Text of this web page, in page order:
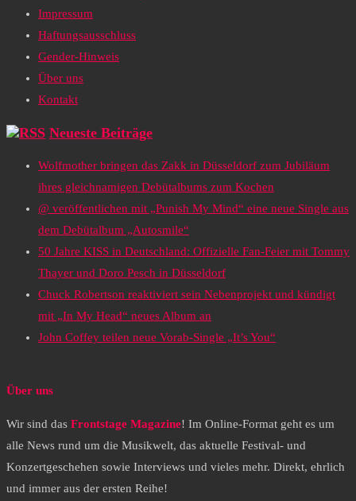
Impressum
Haftungsausschluss
Gender-Hinweis
Über uns
Kontakt
Neueste Beiträge
Wolfmother bringen das Zakk in Düsseldorf zum Jubiläum
ihres gleichnamigen Debütalbums zum Kochen
@ veröffentlichen mit „Punish My Mind“ eine neue Single aus
dem Debütalbum „Autosmile“
50 Jahre KISS in Deutschland: Offizielle Fan-Feier mit Tommy
Thayer und Doro Pesch in Düsseldorf
Chuck Robertson reaktiviert sein Nebenprojekt und kündigt
mit „In My Head“ neues Album an
John Coffey teilen neue Vorab-Single „It’s You“
Über uns
Wir sind das Frontstage Magazine! Im Online-Format geht es um
alle News rund um die Musikwelt, das aktuelle Festival- und
Konzertgeschehen sowie Interviews und vieles mehr. Direkt, ehrlich
und immer aus der ersten Reihe!